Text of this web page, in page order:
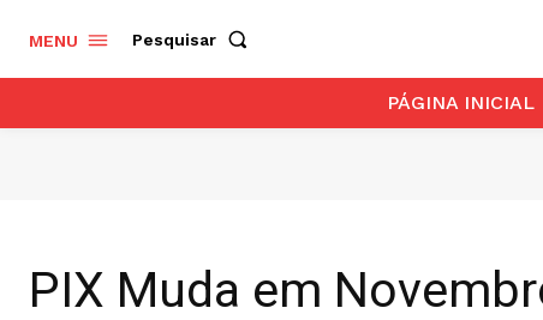
MENU Pesquisar
PÁGINA INICIAL
PIX Muda em